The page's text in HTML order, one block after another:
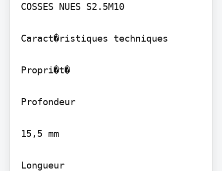
COSSES NUES S2.5M10
Caract�ristiques techniques
Propri�t�
Profondeur
15,5 mm
Longueur